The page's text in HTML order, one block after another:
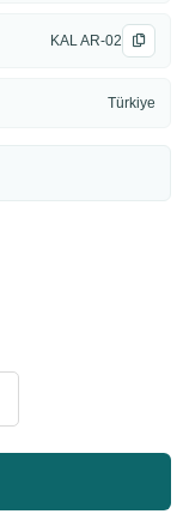
KAL AR-02
Türkiye